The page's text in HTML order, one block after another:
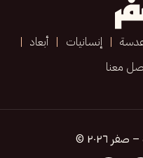
إنسانيات
أبعاد
معنا
٢٠٢٦ ©